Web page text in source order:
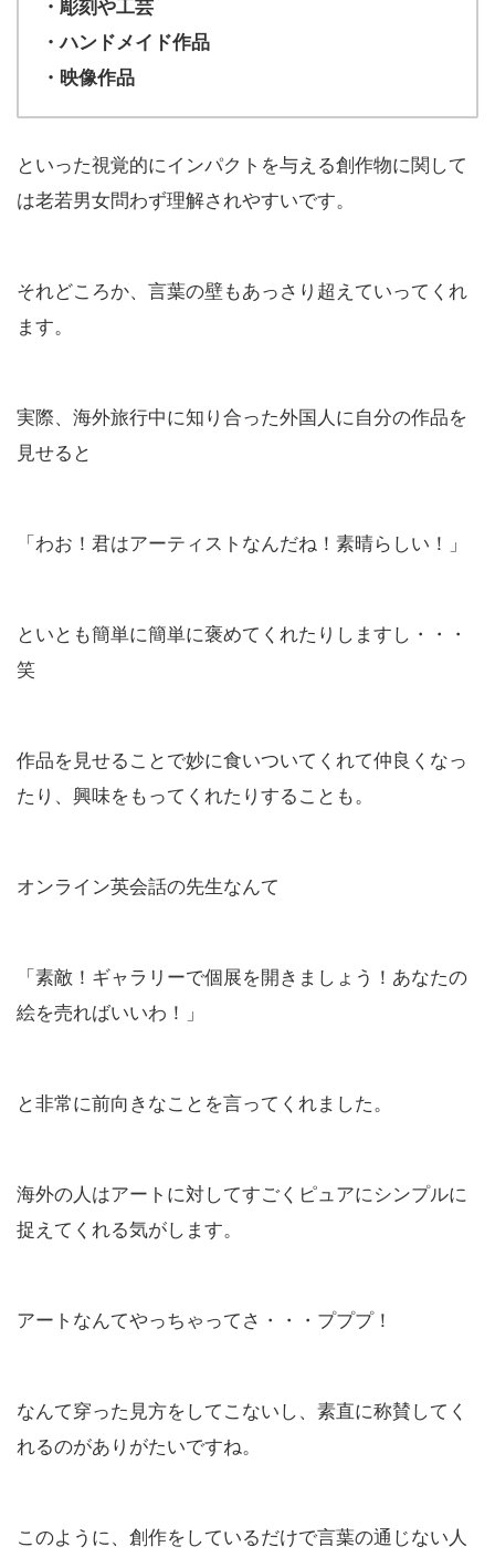
・ハンドメイド作品
・映像作品
といった視覚的にインパクトを与える創作物に関して
は老若男女問わず理解されやすいです。
それどころか、言葉の壁もあっさり超えていってくれ
ます。
実際、海外旅行中に知り合った外国人に自分の作品を
見せると
「わお！君はアーティストなんだね！素晴らしい！」
といとも簡単に簡単に褒めてくれたりしますし・・・
笑
作品を見せることで妙に食いついてくれて仲良くなっ
たり、興味をもってくれたりすることも。
オンライン英会話の先生なんて
「素敵！ギャラリーで個展を開きましょう！あなたの
絵を売ればいいわ！」
と非常に前向きなことを言ってくれました。
海外の人はアートに対してすごくピュアにシンプルに
捉えてくれる気がします。
アートなんてやっちゃってさ・・・プププ！
なんて穿った見方をしてこないし、素直に称賛してく
れるのがありがたいですね。
このように、創作をしているだけで言葉の通じない人